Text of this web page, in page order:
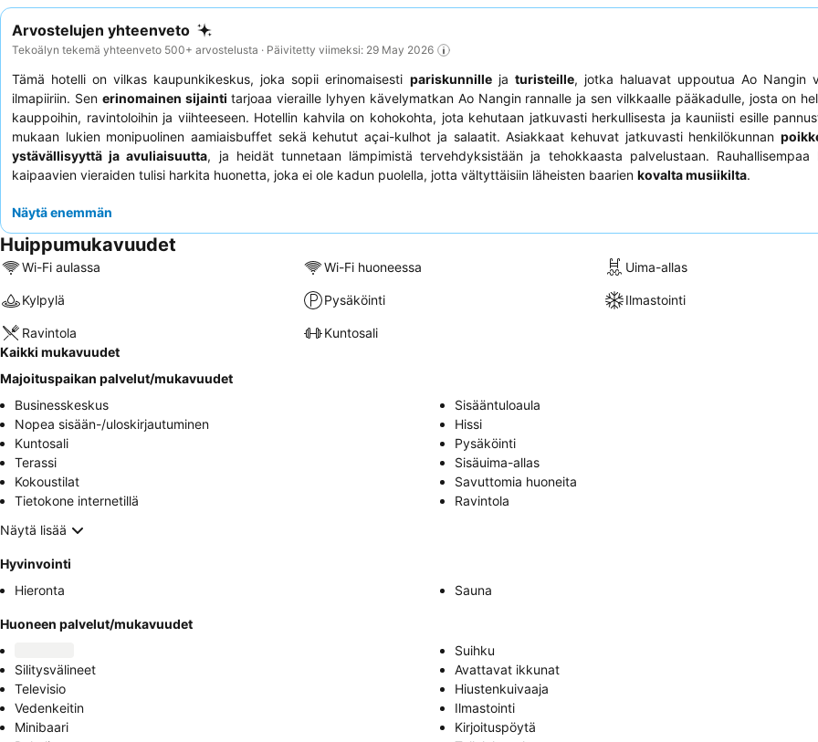
Arvostelujen yhteenveto
Tekoälyn tekemä yhteenveto 500+ arvostelusta · Päivitetty viimeksi: 29 May 2026
Tämä hotelli on vilkas kaupunkikeskus, joka sopii erinomaisesti pariskunnilleja turisteille, jotka haluavat uppoutua Ao Nangin
ilmapiiriin. Sen erinomainen sijainti tarjoaa vieraille lyhyen kävelymatkan Ao Nangin rannalle ja sen vilkkaalle pääkadulle, josta on
kauppoihin, ravintoloihin ja viihteeseen. Hotellin kahvila on kohokohta, jota kehutaan jatkuvasti herkullisesta ja kauniisti esille
mukaan lukien monipuolinen aamiaisbuffet sekä kehutut açai-kulhot ja salaatit. Asiakkaat kehuvat jatkuvasti henkilökunnan
ystävällisyyttä ja avuliaisuutta, ja heidät tunnetaan lämpimistä tervehdyksistään ja tehokkaasta palvelustaan. Rauhallisempaa
kaipaavien vieraiden tulisi harkita huonetta, joka ei ole kadun puolella, jotta vältyttäisiin läheisten baarien kovalta musiikilta.
Näytä enemmän
Huippumukavuudet
Wi-Fi aulassa Wi-Fi huoneessa Uima-allas
Kylpylä Pysäköinti Ilmastointi
Ravintola
Kuntosali
Kaikki mukavuudet
Majoituspaikan palvelut/mukavuudet
Businesskeskus
Sisääntuloaula
Nopea sisään-/uloskirjautuminen
Hissi
Kuntosali
Pysäköinti
Terassi
Sisäuima-allas
Kokoustilat
Savuttomia huoneita
Tietokone internetillä
Ravintola
Näytä lisää
Hyvinvointi
Hieronta
Sauna
Huoneen palvelut/mukavuudet
Suihku
Silitysvälineet
Avattavat ikkunat
Televisio
Hiustenkuivaaja
Vedenkeitin
Ilmastointi
Minibaari
Kirjoituspöytä